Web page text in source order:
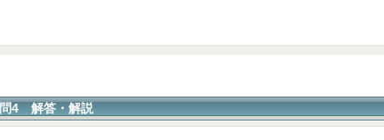
問4 解答・解説